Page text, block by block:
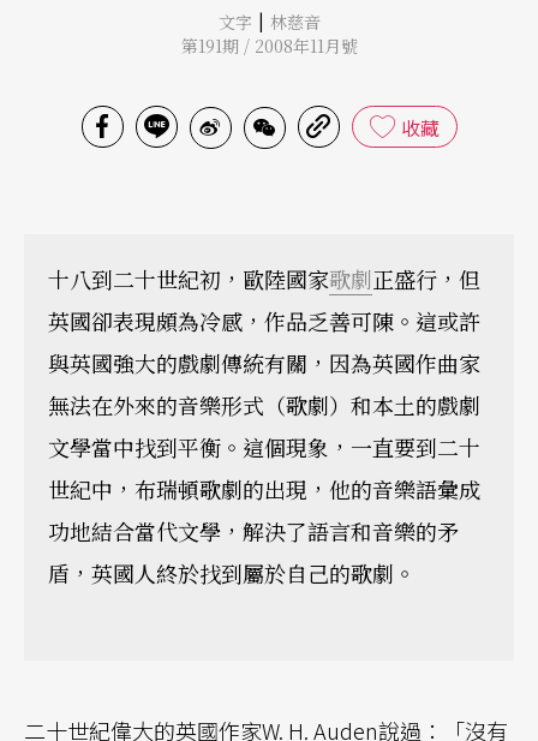
文字 | 林慈音
第191期 / 2008年11月號
收藏
十八到二十世紀初，歐陸國家歌劇正盛行，但
英國卻表現頗為冷感，作品乏善可陳。這或許
與英國強大的戲劇傳統有關，因為英國作曲家
無法在外來的音樂形式（歌劇）和本土的戲劇
文學當中找到平衡。這個現象，一直要到二十
世紀中，布瑞頓歌劇的出現，他的音樂語彙成
功地結合當代文學，解決了語言和音樂的矛
盾，英國人終於找到屬於自己的歌劇。
二十世紀偉大的英國作家W. H. Auden說過：「沒有